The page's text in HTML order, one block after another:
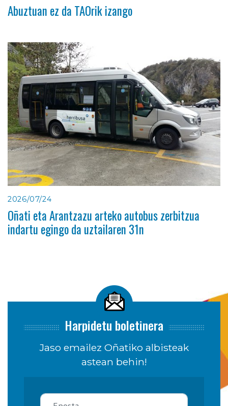
Abuztuan ez da TAOrik izango
2026/07/24
Oñati eta Arantzazu arteko autobus zerbitzua
indartu egingo da uztailaren 31n
Harpidetu boletinera
Jaso emailez Oñatiko albisteak
astean behin!